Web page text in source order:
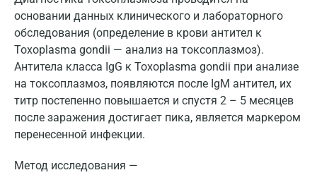
основании данных клинического и лабораторного
обследования (определение в крови антител к
Toxoplasma gondii — анализ на токсоплазмоз).
Антитела класса IgG к Toxoplasma gondii при анализе
на токсоплазмоз, появляются после IgM антител, их
титр постепенно повышается и спустя 2 – 5 месяцев
после заражения достигает пика, является маркером
перенесенной инфекции.
Метод исследования —